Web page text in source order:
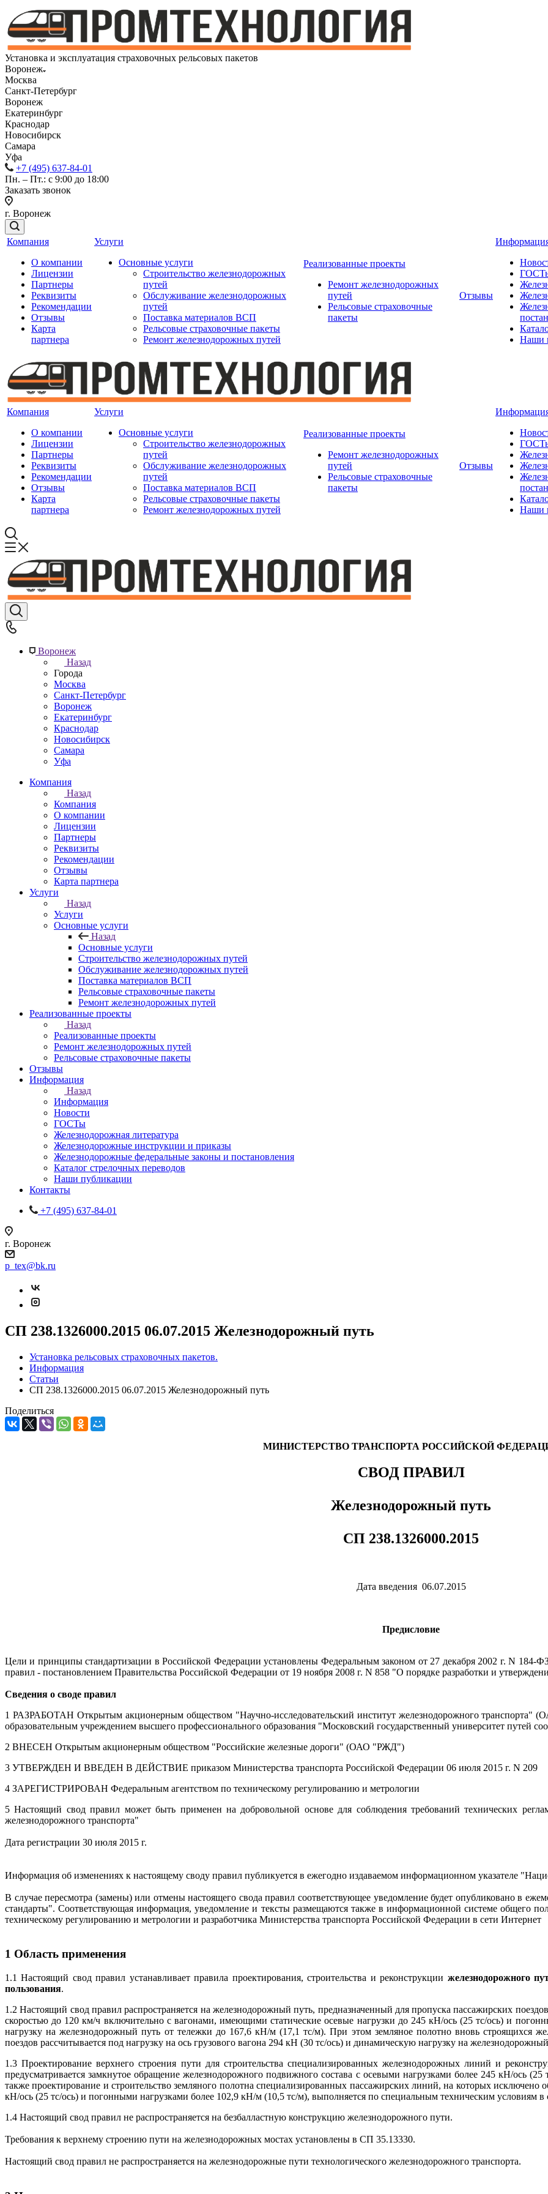
Установка и эксплуатация страховочных рельсовых пакетов
Воронеж
Москва
Санкт-Петербург
Воронеж
Екатеринбург
Краснодар
Новосибирск
Самара
Уфа
+7 (495) 637-84-01
Пн. – Пт.: с 9:00 до 18:00
Заказать звонок
г. Воронеж
Компания
О компании
Лицензии
Партнеры
Реквизиты
Рекомендации
Отзывы
Карта
партнера
Услуги
Основные услуги
Строительство железнодорожных
путей
Обслуживание железнодорожных
путей
Поставка материалов ВСП
Рельсовые страховочные пакеты
Ремонт железнодорожных путей
Реализованные проекты
Ремонт железнодорожных
путей
Рельсовые страховочные
пакеты
Отзывы
Наши
Компания
О компании
Лицензии
Партнеры
Реквизиты
Рекомендации
Отзывы
Карта
партнера
Услуги
Основные услуги
Строительство железнодорожных
путей
Обслуживание железнодорожных
путей
Поставка материалов ВСП
Рельсовые страховочные пакеты
Ремонт железнодорожных путей
Реализованные проекты
Ремонт железнодорожных
путей
Рельсовые страховочные
пакеты
Отзывы
Наши
Воронеж
Назад
Города
Москва
Санкт-Петербург
Воронеж
Екатеринбург
Краснодар
Новосибирск
Самара
Уфа
Компания
Назад
Компания
О компании
Лицензии
Партнеры
Реквизиты
Рекомендации
Отзывы
Карта партнера
Услуги
Назад
Услуги
Основные услуги
Назад
Основные услуги
Строительство железнодорожных путей
Обслуживание железнодорожных путей
Поставка материалов ВСП
Рельсовые страховочные пакеты
Ремонт железнодорожных путей
Реализованные проекты
Назад
Реализованные проекты
Ремонт железнодорожных путей
Рельсовые страховочные пакеты
Отзывы
Информация
Назад
Информация
Новости
ГОСТы
Железнодорожная литература
Железнодорожные инструкции и приказы
Железнодорожные федеральные законы и постановления
Каталог стрелочных переводов
Наши публикации
Контакты
+7 (495) 637-84-01
г. Воронеж
p_tex@bk.ru
СП 238.1326000.2015 06.07.2015 Железнодорожный путь
Установка рельсовых страховочных пакетов.
Информация
Статьи
СП 238.1326000.2015 06.07.2015 Железнодорожный путь
Поделиться
МИНИСТЕРСТВО ТРАНСПОРТА РОССИЙСКОЙ
СВОД ПРАВИЛ
Железнодорожный путь
СП 238.1326000.2015
Дата введения 06.07.2015
Предисловие
Цели и принципы стандартизации в Российской Федерации установлены Федеральным законом от 27 декабря 2002 г. N 184-
правил - постановлением Правительства Российской Федерации от 19 ноября 2008 г. N 858 "О порядке разработки и
Сведения о своде правил
1 РАЗРАБОТАН Открытым акционерным обществом "Научно-исследовательский институт железнодорожного
образовательным учреждением высшего профессионального образования "Московский государственный университет
2 ВНЕСЕН Открытым акционерным обществом "Российские железные дороги" (ОАО "РЖД")
3 УТВЕРЖДЕН И ВВЕДЕН В ДЕЙСТВИЕ приказом Министерства транспорта Российской Федерации 06 июля 2015 г. N 209
4 ЗАРЕГИСТРИРОВАН Федеральным агентством по техническому регулированию и метрологии
5 Настоящий свод правил может быть применен на добровольной основе для соблюдения требований технических
железнодорожного транспорта"
Дата регистрации 30 июля 2015 г.
Информация об изменениях к настоящему своду правил публикуется в ежегодно издаваемом информационном указателе
В случае пересмотра (замены) или отмены настоящего свода правил соответствующее уведомление будет опубликовано в
стандарты". Соответствующая информация, уведомление и тексты размещаются также в информационной системе общего
техническому регулированию и метрологии и разработчика Министерства транспорта Российской Федерации в сети Интернет
1 Область применения
1.1 Настоящий свод правил устанавливает правила проектирования, строительства и реконструкции железнодорожного
пользования.
1.2 Настоящий свод правил распространяется на железнодорожный путь, предназначенный для пропуска пассажирских
скоростью до 120 км/ч включительно с вагонами, имеющими статические осевые нагрузки до 245 кН/ось (25 тс/ось) и
нагрузку на железнодорожный путь от тележки до 167,6 кН/м (17,1 тс/м). При этом земляное полотно вновь строящихся
поездов рассчитывается под нагрузку на ось грузового вагона 294 кН (30 тс/ось) и динамическую нагрузку на
1.3 Проектирование верхнего строения пути для строительства специализированных железнодорожных линий и
предусматривается замкнутое обращение железнодорожного подвижного состава с осевыми нагрузками более 245 кН/ось
также проектирование и строительство земляного полотна специализированных пассажирских линий, на которых
кН/ось (25 тс/ось) и погонными нагрузками более 102,9 кН/м (10,5 тс/м), выполняется по специальным техническим условиям в
1.4 Настоящий свод правил не распространяется на безбалластную конструкцию железнодорожного пути.
Требования к верхнему строению пути на железнодорожных мостах установлены в СП 35.13330.
Настоящий свод правил не распространяется на железнодорожные пути технологического железнодорожного транспорта.